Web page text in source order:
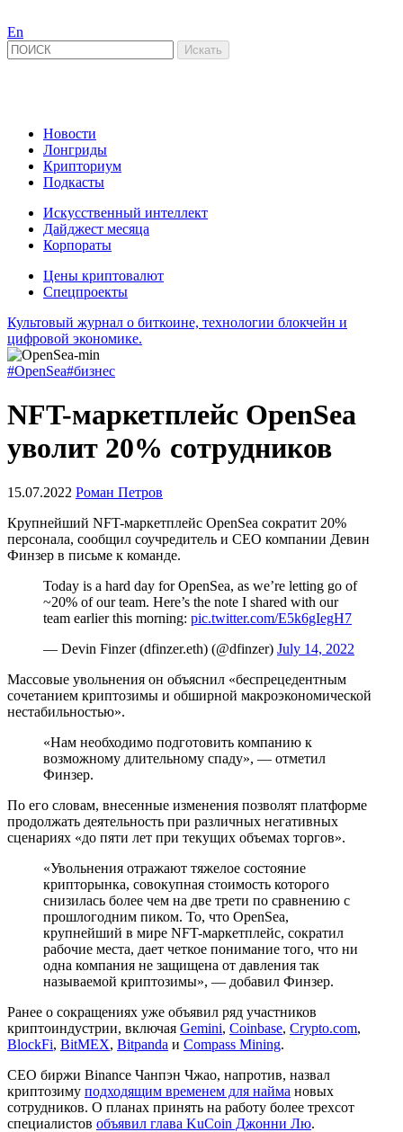
En
Новости
Лонгриды
Крипториум
Подкасты
Искусственный интеллект
Дайджест месяца
Корпораты
Цены криптовалют
Спецпроекты
Культовый журнал о биткоине, технологии блокчейн и
цифровой экономике.
#OpenSea#бизнес
NFT-маркетплейс OpenSea
уволит 20% сотрудников
15.07.2022 Роман Петров
Крупнейший NFT-маркетплейс OpenSea сократит 20%
персонала, сообщил соучредитель и CEO компании Девин
Финзер в письме к команде.
Today is a hard day for OpenSea, as we’re letting go of
~20% of our team. Here’s the note I shared with our
team earlier this morning: pic.twitter.com/E5k6gIegH7
— Devin Finzer (dfinzer.eth) (@dfinzer) July 14, 2022
Массовые увольнения он объяснил «беспрецедентным
сочетанием криптозимы и обширной макроэкономической
нестабильностью».
«Нам необходимо подготовить компанию к
возможному длительному спаду», — отметил
Финзер.
По его словам, внесенные изменения позволят платформе
продолжать деятельность при различных негативных
сценариях «до пяти лет при текущих объемах торгов».
«Увольнения отражают тяжелое состояние
крипторынка, совокупная стоимость которого
снизилась более чем на две трети по сравнению с
прошлогодним пиком. То, что OpenSea,
крупнейший в мире NFT-маркетплейс, сократил
рабочие места, дает четкое понимание того, что ни
одна компания не защищена от давления так
называемой криптозимы», — добавил Финзер.
Ранее о сокращениях уже объявил ряд участников
криптоиндустрии, включая Gemini, Coinbase, Crypto.com,
BlockFi, BitMEX, Bitpanda и Compass Mining.
СЕО биржи Binance Чанпэн Чжао, напротив, назвал
криптозиму подходящим временем для найма новых
сотрудников. О планах принять на работу более трехсот
специалистов объявил глава KuCoin Джонни Лю.